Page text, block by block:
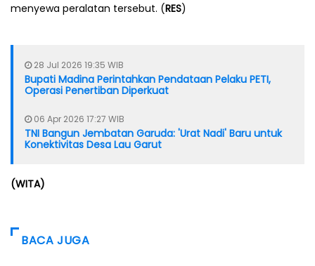
menyewa peralatan tersebut. (RES)
28 Jul 2026 19:35 WIB
Bupati Madina Perintahkan Pendataan Pelaku PETI,
Operasi Penertiban Diperkuat
06 Apr 2026 17:27 WIB
TNI Bangun Jembatan Garuda: 'Urat Nadi' Baru untuk
Konektivitas Desa Lau Garut
(WITA)
BACA JUGA